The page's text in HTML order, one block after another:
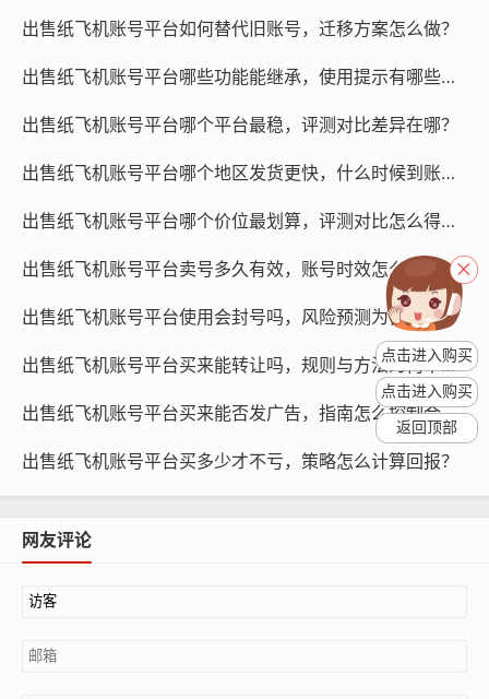
16888.com
在购买账号前，应仔细核实账号信息，包括账号等级、粉
丝数量、关注数量等，可以通过查看账号的历史记录、互
容，确保账号内容健康、积极向上。
使用安全支付方式
在支付过程中，应选择安全支付方式，如支付宝、微信支
付等，这些支付方式有较高的安全保障，可以有效防止账
号信息泄露，在支付时，要仔细核对支付金额和账号信息,
避免误操作。
出售纸飞机账号平台如何替代旧账号，迁移方案怎么做？
出售纸飞机账号平台哪些功能能继承，使用提示有哪些坑？
出售纸飞机账号平台哪个平台最稳，评测对比差异在哪？
出售纸飞机账号平台哪个地区发货更快，什么时候到账更合理？
出售纸飞机账号平台哪个价位最划算，评测对比怎么得出？
出售纸飞机账号平台卖号多久有效，账号时效怎么判断？
出售纸飞机账号平台使用会封号吗，风险预测为何发生？
出售纸飞机账号平台买来能转让吗，规则与方法为何不同？
出售纸飞机账号平台买来能否发广告，指南怎么控制合规？
出售纸飞机账号平台买多少才不亏，策略怎么计算回报？
网友评论
点击进入购买
点击进入购买
返回顶部